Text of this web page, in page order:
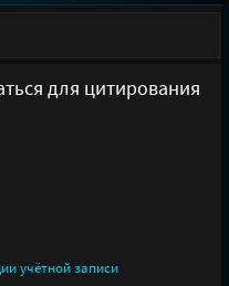
для цитирования
учётной записи